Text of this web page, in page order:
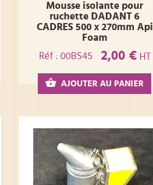
Mousse isolante pour
ruchette DADANT 6
CADRES 500 x 270mm Api
Foam
Réf : 00BS45
2,00 € HT
AJOUTER AU PANIER